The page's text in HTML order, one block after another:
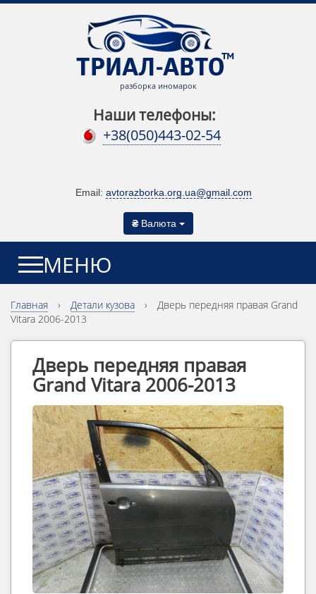
разборка иномарок
Наши телефоны:
+38(050)443-02-54
Email: avtorazborka.org.ua@gmail.com
₴ Валюта
МЕНЮ
Главная › Детали кузова ›
Дверь передняя правая Grand
Vitara 2006-2013
Дверь передняя правая
Grand Vitara 2006-2013